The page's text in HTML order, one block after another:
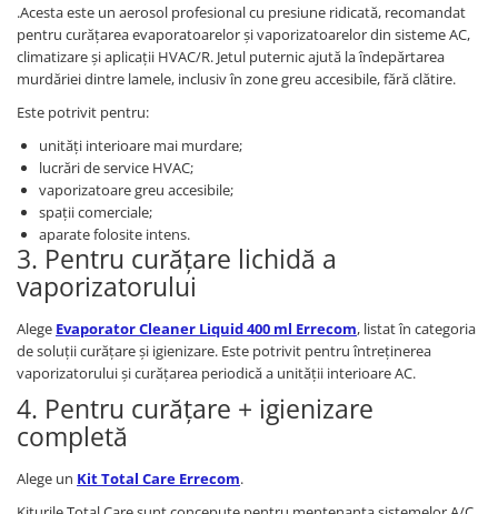
.Acesta este un aerosol profesional cu presiune ridicată, recomandat
pentru curățarea evaporatoarelor și vaporizatoarelor din sisteme AC,
climatizare și aplicații HVAC/R. Jetul puternic ajută la îndepărtarea
murdăriei dintre lamele, inclusiv în zone greu accesibile, fără clătire.
Este potrivit pentru:
unități interioare mai murdare;
lucrări de service HVAC;
vaporizatoare greu accesibile;
spații comerciale;
aparate folosite intens.
3. Pentru curățare lichidă a
vaporizatorului
Alege Evaporator Cleaner Liquid 400 ml Errecom, listat în categoria
de soluții curățare și igienizare. Este potrivit pentru întreținerea
vaporizatorului și curățarea periodică a unității interioare AC.
4. Pentru curățare + igienizare
completă
Alege un Kit Total Care Errecom.